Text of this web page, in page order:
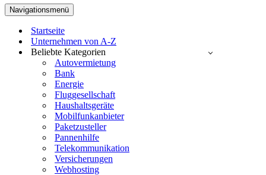
Navigationsmenü
Startseite
Unternehmen von A-Z
Beliebte Kategorien
Autovermietung
Bank
Energie
Fluggesellschaft
Haushaltsgeräte
Mobilfunkanbieter
Paketzusteller
Pannenhilfe
Telekommunikation
Versicherungen
Webhosting